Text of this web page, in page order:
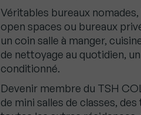
Véritables bureaux
open spaces ou bureaux
un coin salle à manger,
de nettoyage au quotidien,
conditionné.
Devenir membre du TSH
de mini salles de classes,